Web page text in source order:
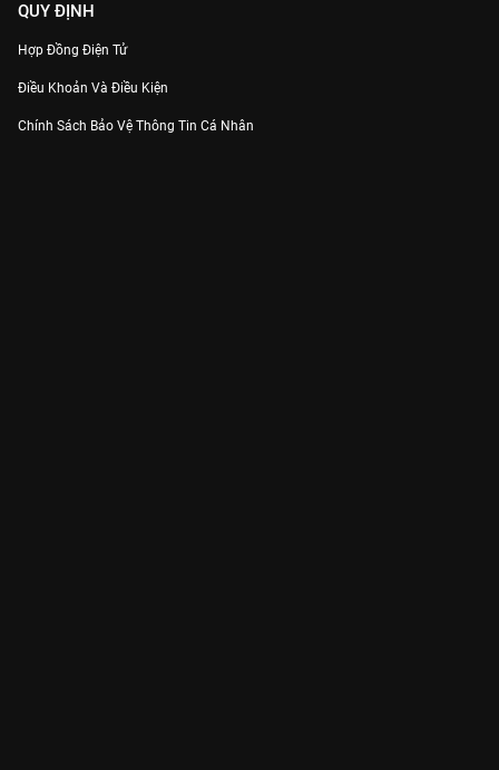
QUY ĐỊNH
Hợp Đồng Điện Tử
Điều Khoản Và Điều Kiện
Chính Sách Bảo Vệ Thông Tin Cá Nhân